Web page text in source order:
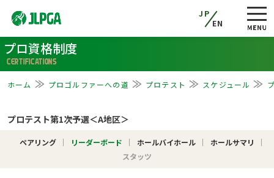
JP
EN
プロ資格制度
CERTIFICATIONS
ホーム プロゴルファーへの道 プロテスト スケジュール
プロテスト第1次予選＜A地区＞
ペアリング リーダーボード ホールバイホール
ホールサマリ
スタッツ